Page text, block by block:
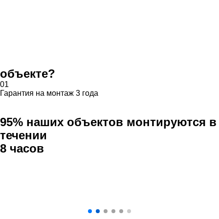
объекте?
01
Гарантия на монтаж 3 года
95% наших объектов монтируются в
течении
8 часов